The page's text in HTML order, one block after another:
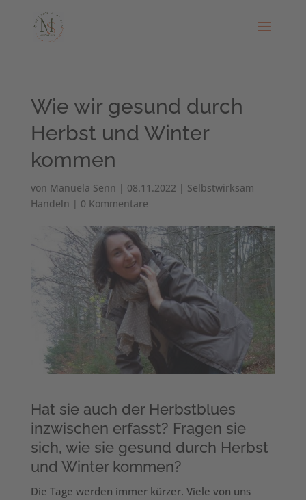
Wie wir gesund durch
Herbst und Winter
kommen
von Manuela Senn | 08.11.2022 | Selbstwirksam
Handeln | 0 Kommentare
Hat sie auch der Herbstblues
inzwischen erfasst? Fragen sie
sich, wie sie gesund durch Herbst
und Winter kommen?
Die Tage werden immer kürzer. Viele von uns